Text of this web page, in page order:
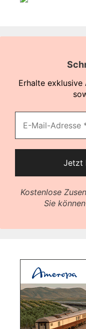
Erhalte
Kostenlose
Sie